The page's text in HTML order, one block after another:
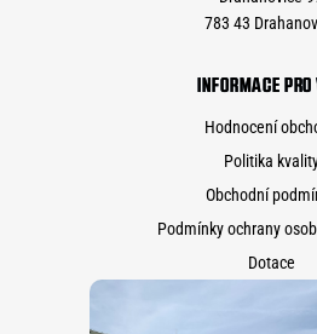
783 43
INFORMACE PRO
Hodnocení
Politika
Obchodní
Podmínky ochrany
Dotace